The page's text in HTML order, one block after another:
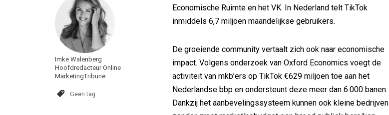
Imke Walenberg
Hoofdredacteur Online
MarketingTribune
Geen tag
Economische Ruimte en het VK. In Nederland telt TikTok
inmiddels 6,7 miljoen maandelijkse gebruikers.
De groeiende community vertaalt zich ook naar economische
impact. Volgens onderzoek van Oxford Economics voegt de
activiteit van mkb’ers op TikTok €629 miljoen toe aan het
Nederlandse bbp en ondersteunt deze meer dan 6.000 banen.
Dankzij het aanbevelingssysteem kunnen ook kleine bedrijven